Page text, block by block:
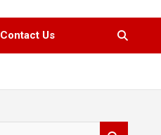
Contact Us